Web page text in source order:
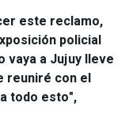
este reclamo,
policial
vaya a Jujuy lleve
reuniré con el
todo esto",